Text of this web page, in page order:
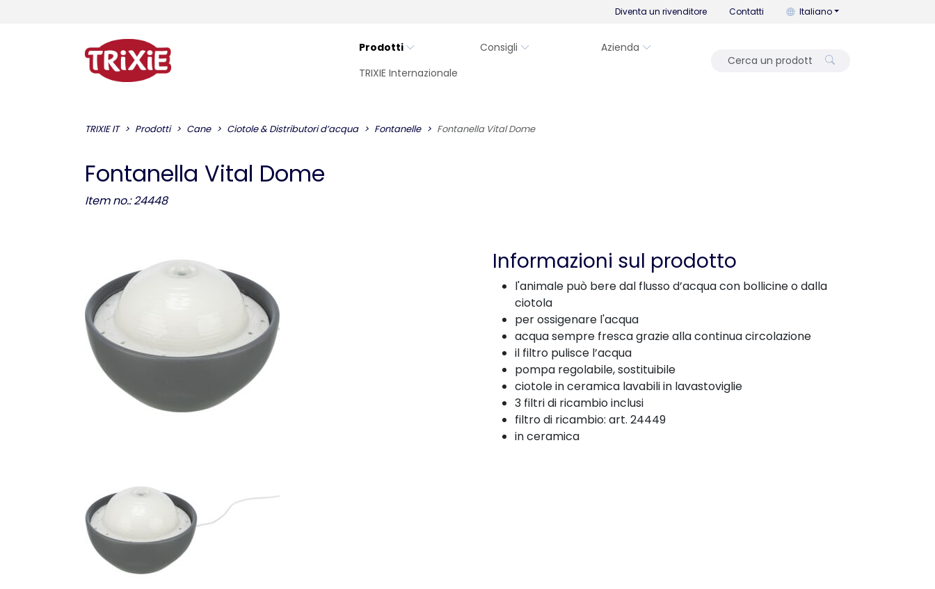
Diventa un rivenditore Contatti Puoi cambiare la lingua con
Italiano
Prodotti Consigli
Azienda
TRIXIE Internazionale
TRIXIE IT Prodotti Cane Ciotole & Distributori d’acqua Fontanelle Fontanella Vital Dome
Fontanella Vital Dome
Item no.: 24448
Informazioni sul prodotto
l'animale può bere dal flusso d’acqua con bollicine o dalla
ciotola
per ossigenare l'acqua
acqua sempre fresca grazie alla continua circolazione
il filtro pulisce l’acqua
pompa regolabile, sostituibile
ciotole in ceramica lavabili in lavastoviglie
3 filtri di ricambio inclusi
filtro di ricambio: art. 24449
in ceramica